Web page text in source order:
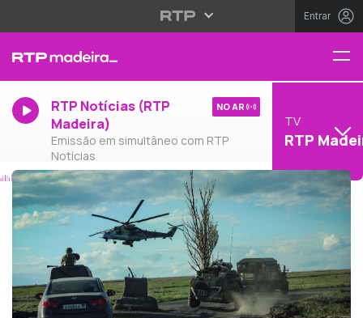
Entrar
RTP Notícias (RTP
Madeira)
Emissão em simultâneo com RTP
Notícias
NO AR
TV
RTP